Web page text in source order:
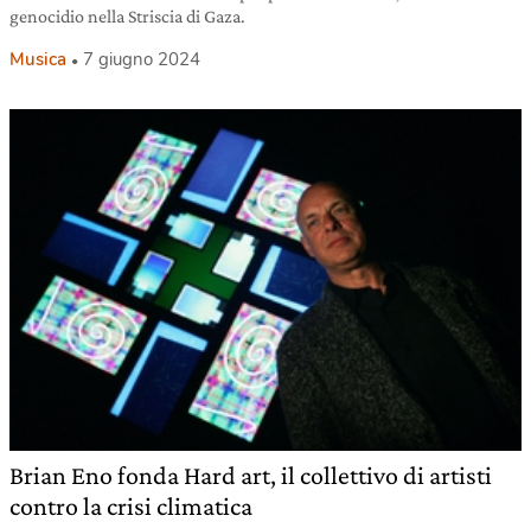
genocidio nella Striscia di Gaza.
Musica 7 giugno 2024
Brian Eno fonda Hard art, il collettivo di artisti
contro la crisi climatica